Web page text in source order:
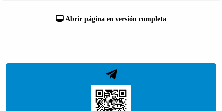
Abrir página en versión completa